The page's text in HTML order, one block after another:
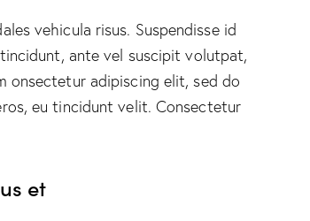
vehicula risus. Suspendisse id
ante vel suscipit volutpat,
onsectetur adipiscing elit, sed do
eu tincidunt velit. Consectetur
et